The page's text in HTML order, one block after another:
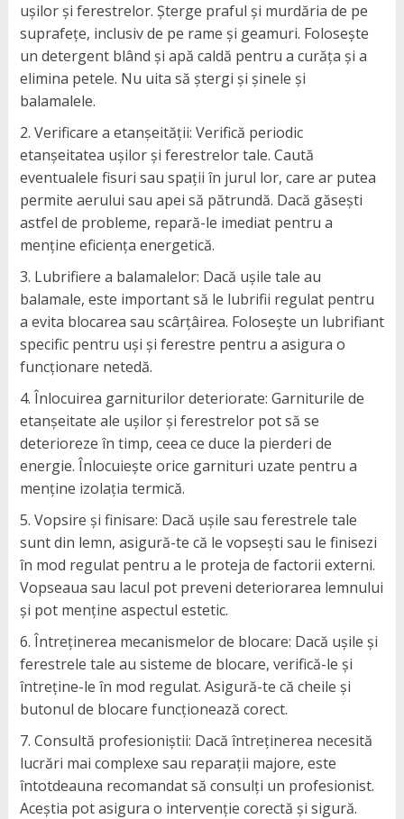
ușilor și ferestrelor. Șterge praful și murdăria de pe
suprafețe, inclusiv de pe rame și geamuri. Folosește
un detergent blând și apă caldă pentru a curăța și a
elimina petele. Nu uita să ștergi și șinele și
balamalele.
Verificare a etanșeității: Verifică periodic
etanșeitatea ușilor și ferestrelor tale. Caută
eventualele fisuri sau spații în jurul lor, care ar putea
permite aerului sau apei să pătrundă. Dacă găsești
astfel de probleme, repară-le imediat pentru a
menține eficiența energetică.
Lubrifiere a balamalelor: Dacă ușile tale au
balamale, este important să le lubrifii regulat pentru
a evita blocarea sau scârțâirea. Folosește un lubrifiant
specific pentru uși și ferestre pentru a asigura o
funcționare netedă.
Înlocuirea garniturilor deteriorate: Garniturile de
etanșeitate ale ușilor și ferestrelor pot să se
deterioreze în timp, ceea ce duce la pierderi de
energie. Înlocuiește orice garnituri uzate pentru a
menține izolația termică.
Vopsire și finisare: Dacă ușile sau ferestrele tale
sunt din lemn, asigură-te că le vopsești sau le finisezi
în mod regulat pentru a le proteja de factorii externi.
Vopseaua sau lacul pot preveni deteriorarea lemnului
și pot menține aspectul estetic.
Întreținerea mecanismelor de blocare: Dacă ușile și
ferestrele tale au sisteme de blocare, verifică-le și
întreține-le în mod regulat. Asigură-te că cheile și
butonul de blocare funcționează corect.
Consultă profesioniștii: Dacă întreținerea necesită
lucrări mai complexe sau reparații majore, este
întotdeauna recomandat să consulți un profesionist.
Aceștia pot asigura o intervenție corectă și sigură.